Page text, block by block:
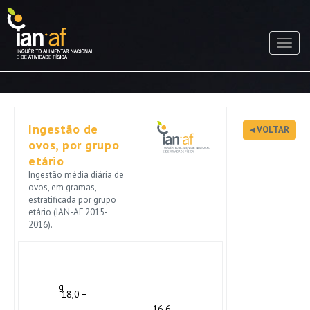
Passar
para
conteúdo
principal
Ingestão de
ovos, por grupo
etário
Ingestão média diária de
ovos, em gramas,
estratificada por grupo
etário (IAN-AF 2015-
2016).
18,0
g
◂ VOLTAR